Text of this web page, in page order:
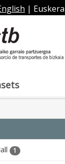
| Euskera
1